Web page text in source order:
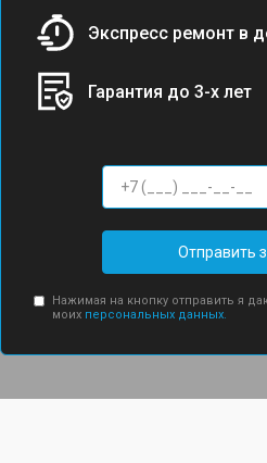
Экспресс ремонт в
Гарантия до 3-х лет
Отправить
Нажимая на кнопку отправить я
моих персональных данных.